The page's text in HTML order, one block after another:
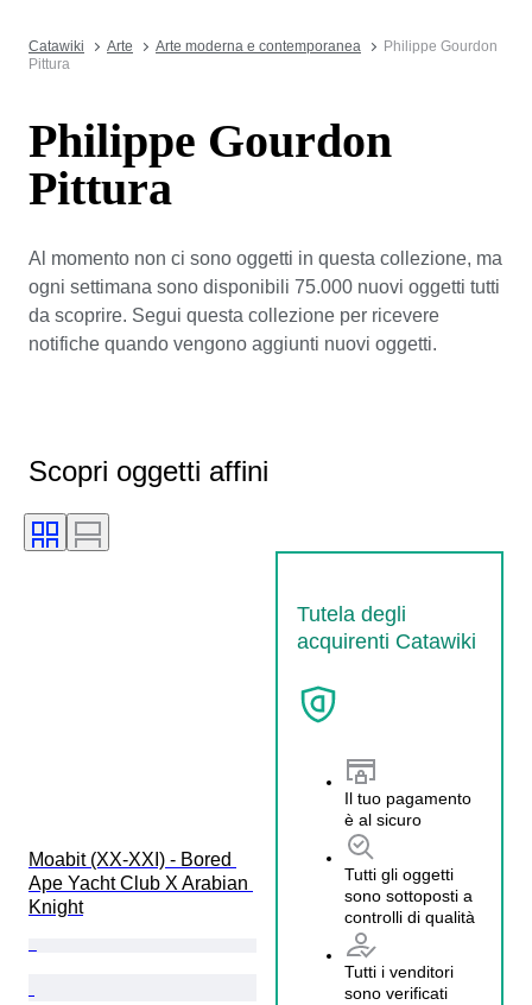
Catawiki Arte Arte moderna e contemporanea
Philippe Gourdon
Pittura
Philippe Gourdon
Pittura
Al momento non ci sono oggetti in questa collezione, ma
ogni settimana sono disponibili 75.000 nuovi oggetti tutti
da scoprire. Segui questa collezione per ricevere
notifiche quando vengono aggiunti nuovi oggetti.
Scopri oggetti affini
Tutela degli
acquirenti Catawiki
Il tuo pagamento
è al sicuro
Tutti gli oggetti
sono sottoposti a
controlli di qualità
Tutti i venditori
sono verificati
Moabit (XX-XXI) - Bored
Ape Yacht Club X Arabian
Knight